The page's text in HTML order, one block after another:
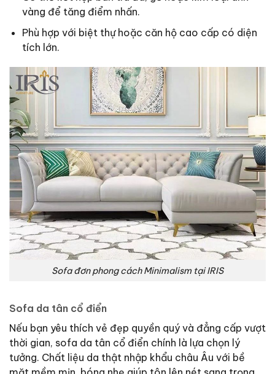
vàng để tăng điểm nhấn.
Phù hợp với biệt thự hoặc căn hộ cao cấp có diện
tích lớn.
Sofa đơn phong cách Minimalism tại IRIS
Sofa da tân cổ điển
Nếu bạn yêu thích vẻ đẹp quyền quý và đẳng cấp vượt
thời gian, sofa da tân cổ điển chính là lựa chọn lý
tưởng. Chất liệu da thật nhập khẩu châu Âu với bề